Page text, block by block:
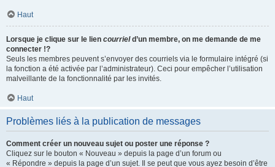
Haut
Lorsque je clique sur le lien courrield’un membre, on me demande de me
connecter !?
Seuls les membres peuvent s’envoyer des courriels via le formulaire intégré (si
la fonction a été activée par l’administrateur). Ceci pour empêcher l’utilisation
malveillante de la fonctionnalité par les invités.
Haut
Problèmes liés à la publication de messages
Comment créer un nouveau sujet ou poster une réponse ?
Cliquez sur le bouton « Nouveau » depuis la page d’un forum ou
« Répondre » depuis la page d’un sujet. Il se peut que vous ayez besoin d’être